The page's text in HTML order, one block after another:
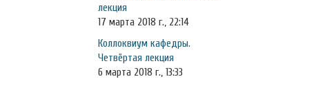
лекция
17 марта 2018 г., 22:14
Коллоквиум кафедры.
Четвёртая лекция
6 марта 2018 г., 13:33